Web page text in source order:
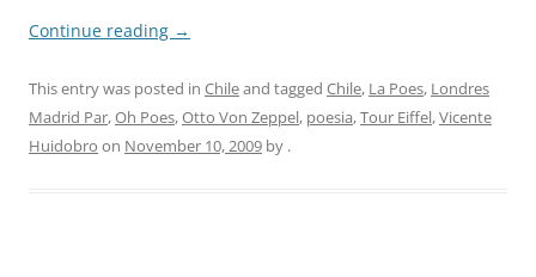
Continue reading →
This entry was posted in Chileand tagged Chile, La Poes, Londres
Madrid Par,Oh Poes,Otto Von Zeppel, poesia,Tour Eiffel,Vicente
Huidobro on November 10, 2009 by .